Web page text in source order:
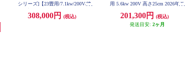
シリーズ]【23畳用/7.1kw/200V/換
025年モデル】★大型配送対象商品
308,000円 (税込)
用 5.6kw 200V 高さ25cm 2026年モ
201,300円
(税込)
発送目安: 2ヶ月